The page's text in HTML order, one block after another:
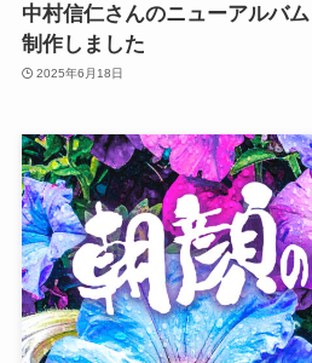
中村信仁さんのニューアルバ
制作しました
2025年6月18日